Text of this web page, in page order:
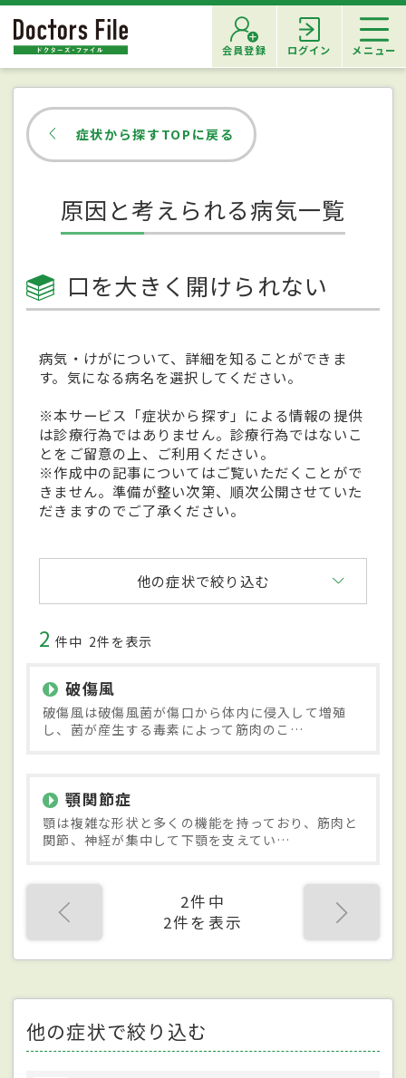
会員登録 ログイン メニュー
症状から探すTOPに戻る
原因と考えられる病気一覧
口を大きく開けられない
病気・けがについて、詳細を知ることができま
す。気になる病名を選択してください。
※本サービス「症状から探す」による情報の提供
は診療行為ではありません。診療行為ではないこ
とをご留意の上、ご利用ください。
※作成中の記事についてはご覧いただくことがで
きません。準備が整い次第、順次公開させていた
だきますのでご了承ください。
他の症状で絞り込む
2 件中 2件を表示
破傷風
破傷風は破傷風菌が傷口から体内に侵入して増殖
し、菌が産生する毒素によって筋肉のこ…
顎関節症
顎は複雑な形状と多くの機能を持っており、筋肉と
関節、神経が集中して下顎を支えてい…
2件中
2件を表示
他の症状で絞り込む